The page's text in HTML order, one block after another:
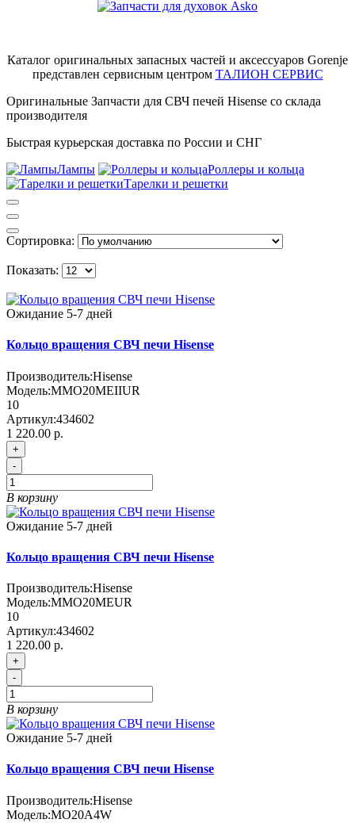
Каталог оригинальных запасных частей и аксессуаров Gorenje
представлен сервисным центром ТАЛИОН СЕРВИС
Оригинальные Запчасти для СВЧ печей Hisense со склада
производителя
Быстрая курьерская доставка по России и СНГ
Лампы
Роллеры и кольца
Тарелки и решетки
Сортировка:
Показать:
Ожидание 5-7 дней
Кольцо вращения СВЧ печи Hisense
Производитель:Hisense
Модель:MMO20MEIIUR
10
Артикул:434602
1 220.00 р.
+
-
В корзину
Ожидание 5-7 дней
Кольцо вращения СВЧ печи Hisense
Производитель:Hisense
Модель:MMO20MEUR
10
Артикул:434602
1 220.00 р.
+
-
В корзину
Ожидание 5-7 дней
Кольцо вращения СВЧ печи Hisense
Производитель:Hisense
Модель:MO20A4W